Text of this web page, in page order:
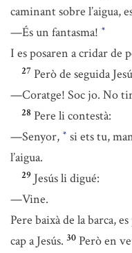
caminant sobre l’aigua,
—És un fantasma! *
I es posaren a cridar de
27 Però de seguida
—Coratge! Soc jo. No
28 Pere li contestà:
—Senyor, * si ets tu,
l’aigua.
29 Jesús li digué:
—Vine.
Pere baixà de la barca,
cap a Jesús. 30 Però en